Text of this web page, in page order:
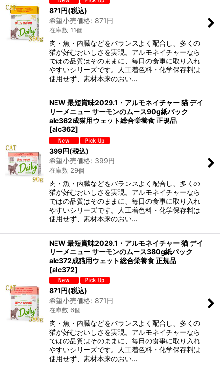
871円(税込)
希望小売価格: 871円
在庫数 11個
肉・魚・内臓などをバランスよく配合し、多くの
猫が好むおいしさを実現。アルモネイチャーなら
ではの品質はそのままに、毎日の食事に取り入れ
やすいシリーズです。人工着色料・化学保存料は
使用せず、素材本来のおい…
NEW 最短賞味2029.1・アルモネイチャー 猫 デイ
リーメニュー サーモンのムース90g紙パック
alc362成猫用ウェット総合栄養食 正規品
[alc362]
399円(税込)
希望小売価格: 399円
在庫数 29個
肉・魚・内臓などをバランスよく配合し、多くの
猫が好むおいしさを実現。アルモネイチャーなら
ではの品質はそのままに、毎日の食事に取り入れ
やすいシリーズです。人工着色料・化学保存料は
使用せず、素材本来のおい…
NEW 最短賞味2029.1・アルモネイチャー 猫 デイ
リーメニュー サーモンのムース380g紙パック
alc372成猫用ウェット総合栄養食 正規品
[alc372]
871円(税込)
希望小売価格: 871円
在庫数 6個
肉・魚・内臓などをバランスよく配合し、多くの
猫が好むおいしさを実現。アルモネイチャーなら
ではの品質はそのままに、毎日の食事に取り入れ
やすいシリーズです。人工着色料・化学保存料は
使用せず、素材本来のおい…